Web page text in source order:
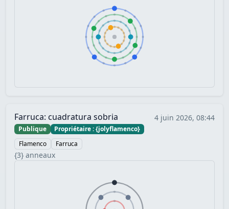
Farruca: cuadratura sobria
Publique
Propriétaire : {jolyflamenco}
Flamenco
Farruca
4 juin 2026, 08:44
{3} anneaux